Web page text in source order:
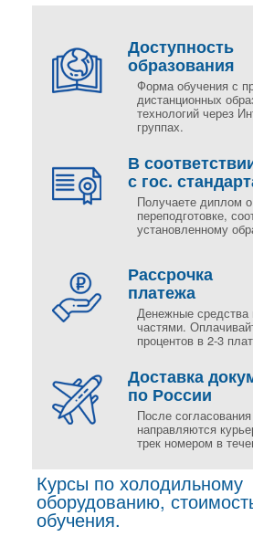
Доступность
образования
Форма обучения с
дистанционных
технологий через
группах.
В
с гос.
Получаете диплом
переподготовке,
установленному
Рассрочка
платежа
Денежные средства
частями.
процентов в 2-3
Доставка
по России
После
направляются
трек номером в
Курсы по холодильному
оборудованию,
обучения.